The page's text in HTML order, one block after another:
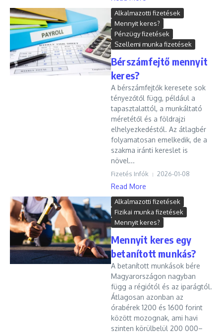
Alkalmazotti fizetések
Mennyit keres?
Pénzügy fizetések
Szellemi munka fizetések
Bérszámfejtő mennyit
keres?
A bérszámfejtők keresete sok
tényezőtől függ, például a
tapasztalattól, a munkáltató
méretétől és a földrajzi
elhelyezkedéstől. Az átlagbér
folyamatosan emelkedik, de a
szakma iránti kereslet is
növel...
Fizetés Infók 2026-01-08
Read More
Alkalmazotti fizetések
Fizikai munka fizetések
Mennyit keres?
Mennyit keres egy
betanított munkás?
A betanított munkások bére
Magyarországon nagyban
függ a régiótól és az iparágtól.
Átlagosan azonban az
órabérek 1200 és 1600 forint
között mozognak, ami havi
szinten körülbelül 200 000–